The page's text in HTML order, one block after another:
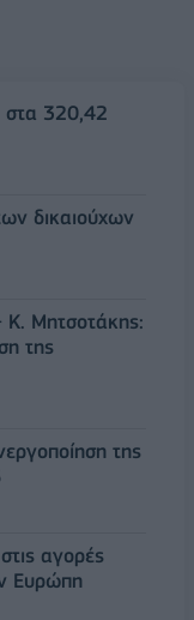
στα 320,42
δικαιούχων
Κ. Μητσοτάκης:
της
της
αγορές
Ευρώπη